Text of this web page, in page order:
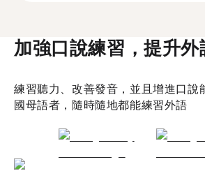
加強口說練習，提升外
練習聽力、改善發音，並且增進口說
國母語者，隨時隨地都能練習外語